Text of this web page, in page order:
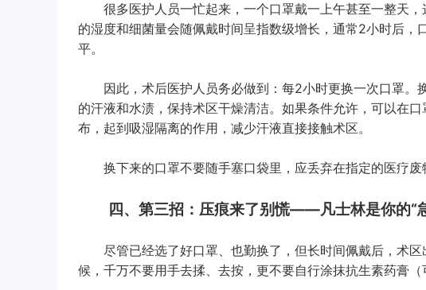
很多医护人员一忙起来，一个口罩戴一上午甚至一整天，
的湿度和细菌量会随佩戴时间呈指数级增长，通常2小时后，
平。
因此，术后医护人员务必做到：每2小时更换一次口罩。
的汗液和水渍，保持术区干燥清洁。如果条件允许，可以在
布，起到吸湿隔离的作用，减少汗液直接接触术区。
换下来的口罩不要随手塞口袋里，应丢弃在指定的医疗废
四、第三招：压痕来了别慌——凡士林是你的“
尽管已经选了好口罩、也勤换了，但长时间佩戴后，术区
候，千万不要用手去揉、去按，更不要自行涂抹抗生素药膏（